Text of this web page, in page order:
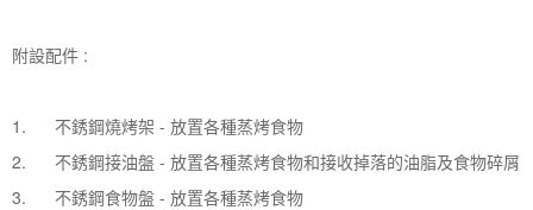
附設配件 :
1. 不銹鋼燒烤架 - 放置各種蒸烤食物
2. 不銹鋼接油盤 - 放置各種蒸烤食物和接收掉落的油脂及食物碎屑
3. 不銹鋼食物盤 - 放置各種蒸烤食物